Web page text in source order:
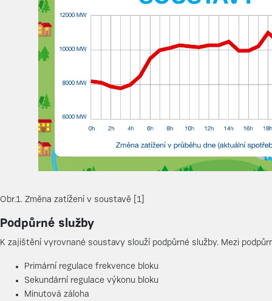
Obr.1. Změna zatížení v soustavě [1]
Podpůrné služby
K zajištění vyrovnané soustavy slouží podpůrné služby. Mezi
Primární regulace frekvence bloku
Sekundární regulace výkonu bloku
Minutová záloha